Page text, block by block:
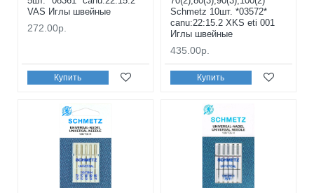
VAS Иглы швейные
272.00р.
Купить
Schmetz 10шт. *03572*
canu:22:15.2 XKS eti 001
Иглы швейные
435.00р.
Купить